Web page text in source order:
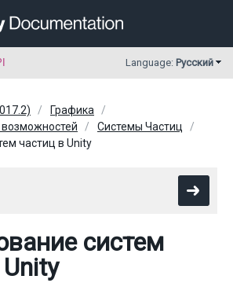
Language: Русский
Графика
Системы Частиц
частиц в Unity
систем